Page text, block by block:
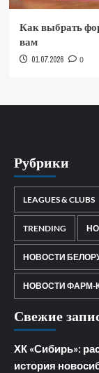
Как выбрать
вам
01.07.2026 0
Рубрики
LEAGUES & CLUBS
TRENDING
НОВОСТИ
НОВОСТИ ФАРМ-
Свежие
ХК «Сибирь»:
история